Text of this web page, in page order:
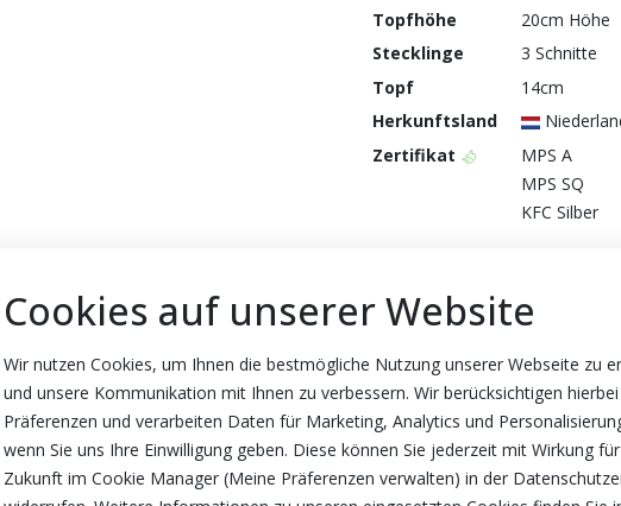
Topfhöhe
20cm Höhe
Stecklinge
3 Schnitte
Topf
14cm
Herkunftsland
Zertifikat
MPS A
MPS SQ
KFC Silber
Cookies auf unserer Website
Wir nutzen Cookies, um Ihnen die bestmögliche Nutzung unserer Webseite zu
und unsere Kommunikation mit Ihnen zu verbessern. Wir berücksichtigen
Präferenzen und verarbeiten Daten für Marketing, Analytics und
wenn Sie uns Ihre Einwilligung geben. Diese können Sie jederzeit mit Wirkung
Zukunft im Cookie Manager (Meine Präferenzen verwalten) in der